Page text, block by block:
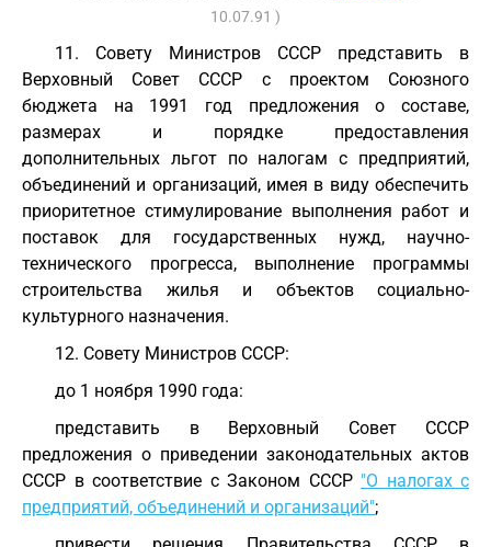
10.07.91 )
11. Совету Министров СССР представить в
Верховный Совет СССР с проектом Союзного
бюджета на 1991 год предложения о составе,
размерах и порядке предоставления
дополнительных льгот по налогам с предприятий,
объединений и организаций, имея в виду обеспечить
приоритетное стимулирование выполнения работ и
поставок для государственных нужд, научно-
технического прогресса, выполнение программы
строительства жилья и объектов социально-
культурного назначения.
12. Совету Министров СССР:
до 1 ноября 1990 года:
представить в Верховный Совет СССР
предложения о приведении законодательных актов
СССР в соответствие с Законом СССР "О налогах с
предприятий, объединений и организаций";